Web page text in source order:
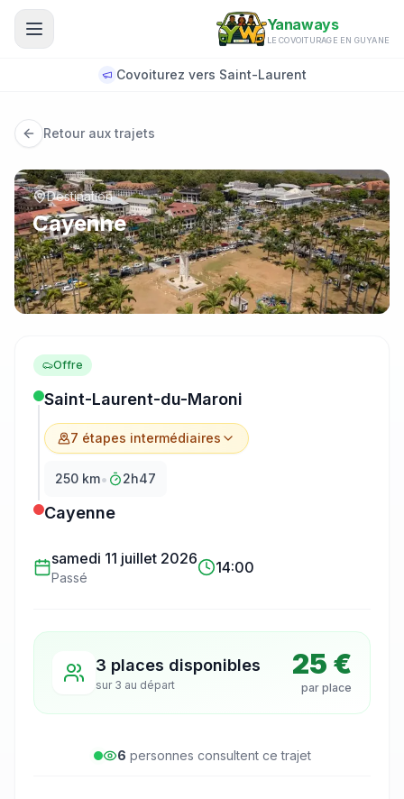
Aller au contenu principal
Yanaways
LE COVOITURAGE EN GUYANE
Covoiturez vers Saint-Laurent
Retour aux trajets
Destination
Cayenne
Offre
Saint-Laurent-du-Maroni
7 étapes intermédiaires
250 km• 2h47
Cayenne
samedi 11 juillet 2026
Passé
14:00
3 places disponibles
sur 3 au départ
25 €
par place
6 personnes consultentce trajet